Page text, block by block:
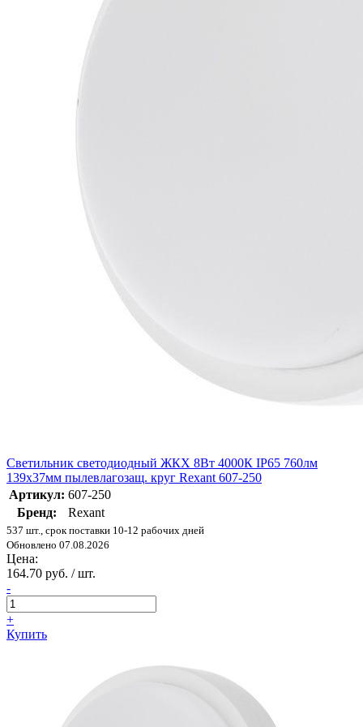
Светильник светодиодный ЖКХ 8Вт 4000К IP65 760лм
139х37мм пылевлагозащ. круг Rexant 607-250
Артикул: 607-250
Бренд:
Rexant
537 шт., срок поставки 10-12 рабочих дней
Обновлено 07.08.2026
Цена:
164.70 руб. / шт.
-
+
Купить